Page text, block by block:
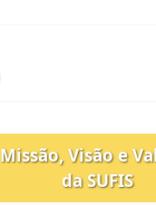
Missão, Visão e
da SUFIS